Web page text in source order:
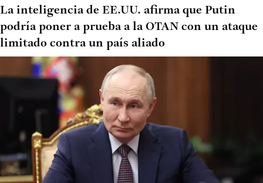
La inteligencia de EE.UU. afirma que Putin
podría poner a prueba a la OTAN con un ataque
limitado contra un país aliado